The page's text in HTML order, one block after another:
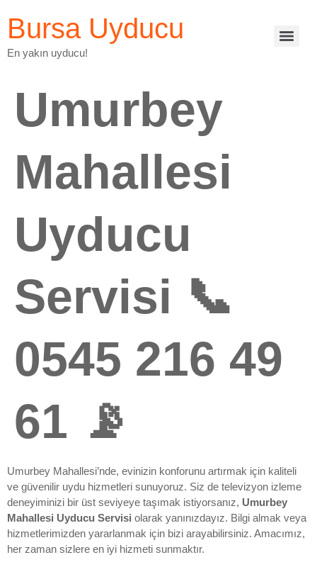
Bursa Uyducu
En yakın uyducu!
Umurbey
Mahallesi
Uyducu
Servisi 📞
0545 216 49
61 📡
Umurbey Mahallesi’nde, evinizin konforunu artırmak için kaliteli
ve güvenilir uydu hizmetleri sunuyoruz. Siz de televizyon izleme
deneyiminizi bir üst seviyeye taşımak istiyorsanız, Umurbey
Mahallesi Uyducu Servisi olarak yanınızdayız. Bilgi almak veya
hizmetlerimizden yararlanmak için bizi arayabilirsiniz. Amacımız,
her zaman sizlere en iyi hizmeti sunmaktır.